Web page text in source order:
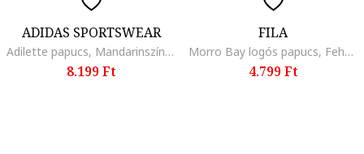
ADIDAS SPORTSWEAR
Adilette papucs, Mandarinszín/Krémszín
8.199 Ft
FILA
Morro Bay logós papucs, Fehér/Élénkpiros
4.799 Ft